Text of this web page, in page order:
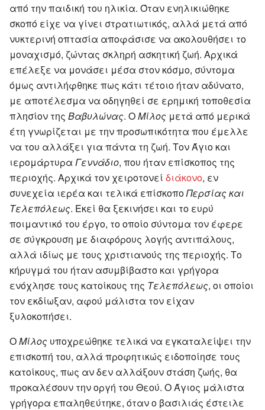
από την παιδική του ηλικία. Όταν ενηλικιώθηκε
σκοπό είχε να γίνει στρατιωτικός, αλλά μετά από
νυκτερινή οπτασία αποφάσισε να ακολουθήσει το
μοναχισμό, ζώντας σκληρή ασκητική ζωή. Αρχικά
επέλεξε να μονάσει μέσα στον κόσμο, σύντομα
όμως αντιλήφθηκε πως κάτι τέτοιο ήταν αδύνατο,
με αποτέλεσμα να οδηγηθεί σε ερημική τοποθεσία
πλησίον της Βαβυλώνας. ΟΜίλος μετά από μερικά
έτη γνωρίζεται με την προσωπικότητα που έμελλε
να του αλλάξει για πάντα τη ζωή. Τον Άγιο και
ιερομάρτυρα Γεννάδιο, που ήταν επίσκοπος της
περιοχής. Αρχικά τον χειροτονεί διάκονο, εν
συνεχεία ιερέα και τελικά επίσκοποΠερσίας και
Τελεπόλεως. Εκεί θα ξεκινήσει και το ευρύ
ποιμαντικό του έργο, το οποίο σύντομα τον έφερε
σε σύγκρουση με διαφόρους λογής αντιπάλους,
αλλά ιδίως με τους χριστιανούς της περιοχής. Το
κήρυγμά του ήταν ασυμβίβαστο και γρήγορα
ενόχλησε τους κατοίκους της Τελεπόλεως, οι οποίοι
τον εκδίωξαν, αφού μάλιστα τον είχαν
ξυλοκοπήσει.
ΟΜίλος υποχρεώθηκε τελικά να εγκαταλείψει την
επισκοπή του, αλλά προφητικώς ειδοποίησε τους
κατοίκους, πως αν δεν αλλάξουν στάση ζωής, θα
προκαλέσουν την οργή του Θεού. Ο Άγιος μάλιστα
γρήγορα επαληθεύτηκε, όταν ο βασιλιάς έστειλε